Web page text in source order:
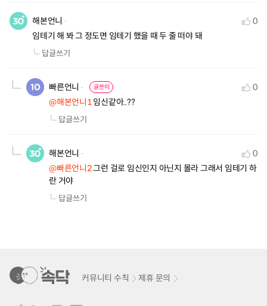
해본언니
0
임테기 해 봐 그 정도면 임테기 했을 때 두 줄 떠야 돼
답글쓰기
빠른언니 글쓴이
0
@해본언니1 임신같아..??
답글쓰기
해본언니
0
@빠른언니2 그런 걸로 임신인지 아닌지 몰라 그래서 임테기 하
란 거야
답글쓰기
커뮤니티 수칙 제휴 문의